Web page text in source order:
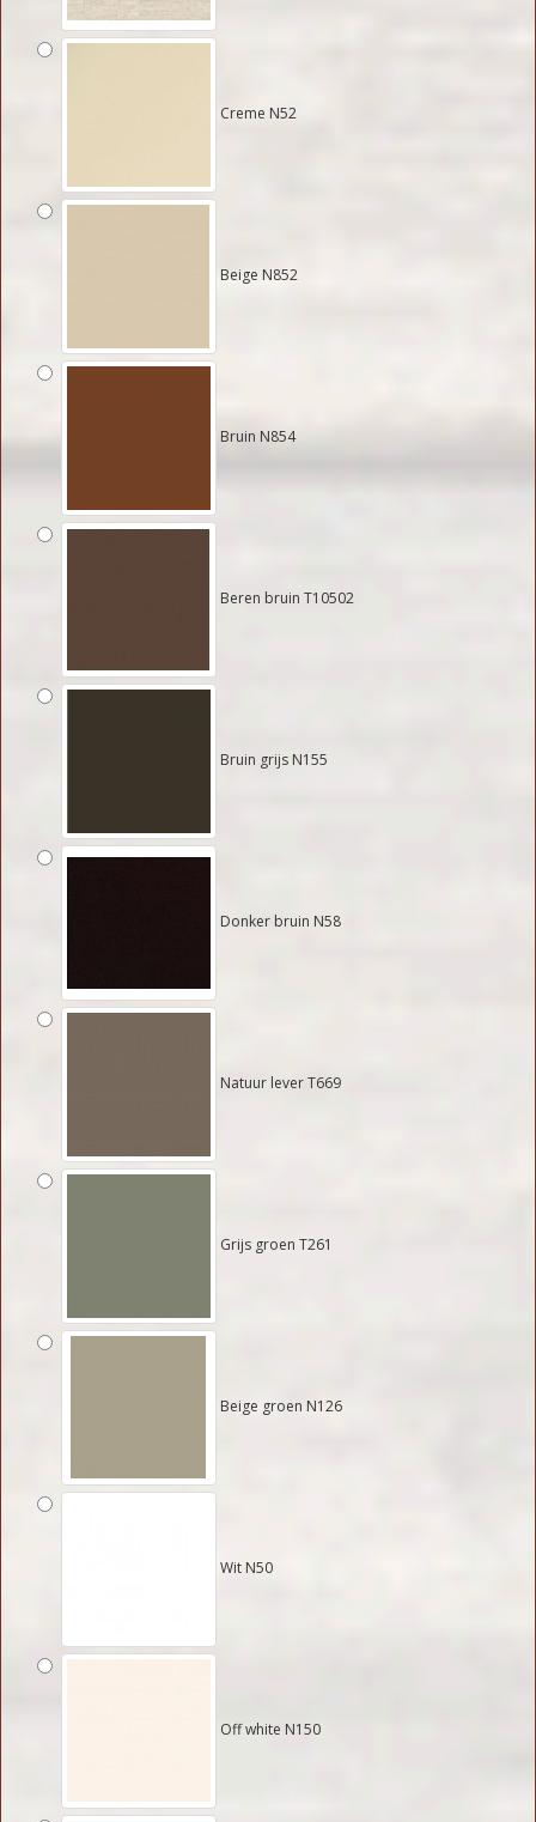
Creme N52
Beige N852
Bruin N854
Beren bruin T10502
Bruin grijs N155
Donker bruin N58
Natuur lever T669
Grijs groen T261
Beige groen N126
Wit N50
Off white N150